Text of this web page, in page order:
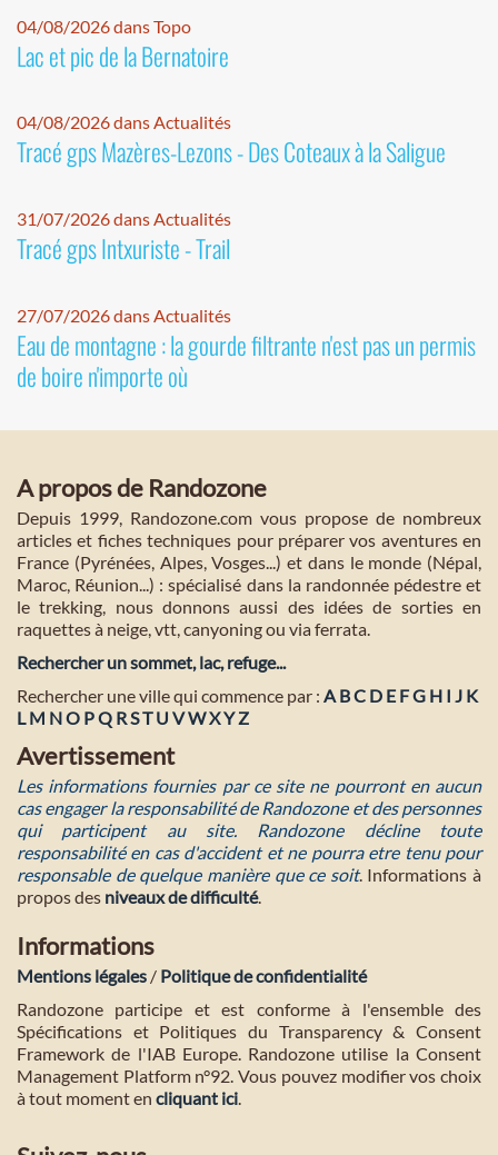
04/08/2026 dans Topo
Lac et pic de la Bernatoire
04/08/2026 dans Actualités
Tracé gps Mazères-Lezons - Des Coteaux à la Saligue
31/07/2026 dans Actualités
Tracé gps Intxuriste - Trail
27/07/2026 dans Actualités
Eau de montagne : la gourde filtrante n'est pas un permis
de boire n'importe où
A propos de Randozone
Depuis 1999, Randozone.com vous propose de nombreux
articles et fiches techniques pour préparer vos aventures en
France (Pyrénées, Alpes, Vosges...) et dans le monde (Népal,
Maroc, Réunion...) : spécialisé dans la randonnée pédestre et
le trekking, nous donnons aussi des idées de sorties en
raquettes à neige, vtt, canyoning ou via ferrata.
Rechercher un sommet, lac, refuge...
Rechercher une ville qui commence par : A BC D E FG H I J K
L M NO PQ R ST U VWXY Z
Avertissement
Les informations fournies par ce site ne pourront en aucun
cas engager la responsabilité de Randozone et des personnes
qui participent au site. Randozone décline toute
responsabilité en cas d'accident et ne pourra etre tenu pour
responsable de quelque manière que ce soit. Informations à
propos des niveaux de difficulté.
Informations
Mentions légales / Politique de confidentialité
Randozone participe et est conforme à l'ensemble des
Spécifications et Politiques du Transparency & Consent
Framework de l'IAB Europe. Randozone utilise la Consent
Management Platform n°92. Vous pouvez modifier vos choix
à tout moment en cliquant ici